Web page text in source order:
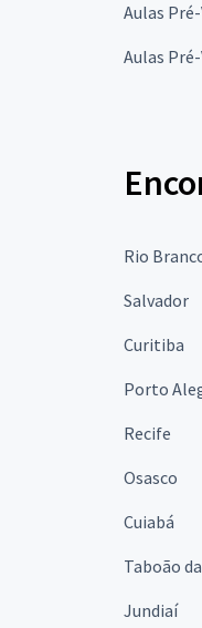
Aulas
Aulas
Rio
Salvador
Curitiba
Porto
Recife
Osasco
Cuiabá
Taboão
Jundiaí